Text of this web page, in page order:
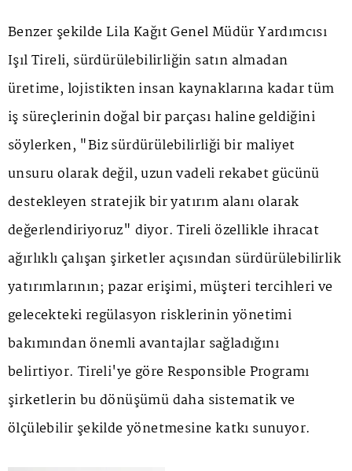
Benzer şekilde Lila Kağıt Genel Müdür Yardımcısı
Işıl Tireli, sürdürülebilirliğin satın almadan
üretime, lojistikten insan kaynaklarına kadar tüm
iş süreçlerinin doğal bir parçası haline geldiğini
söylerken, "Biz sürdürülebilirliği bir maliyet
unsuru olarak değil, uzun vadeli rekabet gücünü
destekleyen stratejik bir yatırım alanı olarak
değerlendiriyoruz" diyor. Tireli özellikle ihracat
ağırlıklı çalışan şirketler açısından sürdürülebilirlik
yatırımlarının; pazar erişimi, müşteri tercihleri ve
gelecekteki regülasyon risklerinin yönetimi
bakımından önemli avantajlar sağladığını
belirtiyor. Tireli'ye göre Responsible Programı
şirketlerin bu dönüşümü daha sistematik ve
ölçülebilir şekilde yönetmesine katkı sunuyor.